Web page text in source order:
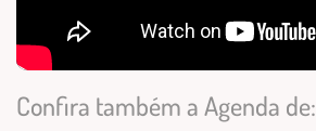
Confira também a Agenda de: